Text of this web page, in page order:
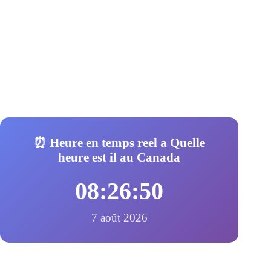
⏰ Heure en temps reel a Quelle
heure est il au Canada
08:26:51
7 août 2026